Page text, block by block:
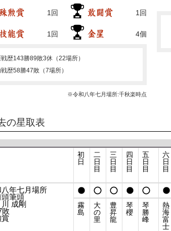
1回 1回
1回 4個
歴143勝89敗3休（22場所）
歴58勝47敗（7場所）
※令和八年七月場所:千秋楽時点
の星取表
初
日
二
日
目
三
日
目
四
日
目
五
日
目
六
日
目
年七月場所
筆頭
成剛
敗
霧
島
大
の
里
豊
昇
龍
琴
櫻
琴
勝
峰
熱
海
富
士